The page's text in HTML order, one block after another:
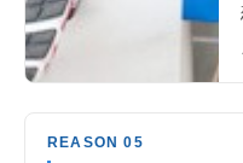
REASON 05